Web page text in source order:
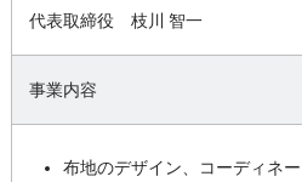
代表取締役 枝川 智一
事業内容
布地のデザイン、コーディネ